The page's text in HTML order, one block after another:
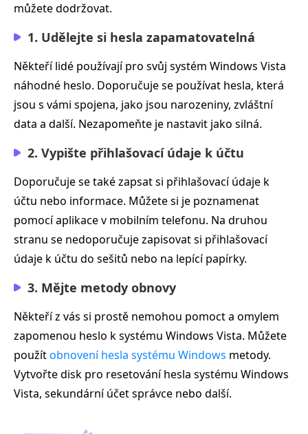
můžete dodržovat.
1. Udělejte si hesla zapamatovatelná
Někteří lidé používají pro svůj systém Windows Vista
náhodné heslo. Doporučuje se používat hesla, která
jsou s vámi spojena, jako jsou narozeniny, zvláštní
data a další. Nezapomeňte je nastavit jako silná.
2. Vypište přihlašovací údaje k účtu
Doporučuje se také zapsat si přihlašovací údaje k
účtu nebo informace. Můžete si je poznamenat
pomocí aplikace v mobilním telefonu. Na druhou
stranu se nedoporučuje zapisovat si přihlašovací
údaje k účtu do sešitů nebo na lepící papírky.
3. Mějte metody obnovy
Někteří z vás si prostě nemohou pomoct a omylem
zapomenou heslo k systému Windows Vista. Můžete
použítobnovení hesla systému Windows metody.
Vytvořte disk pro resetování hesla systému Windows
Vista, sekundární účet správce nebo další.